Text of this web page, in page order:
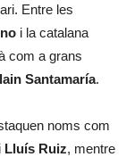
Entre les
i la catalana
com a grans
Santamaría.
noms com
Lluís Ruiz, mentre